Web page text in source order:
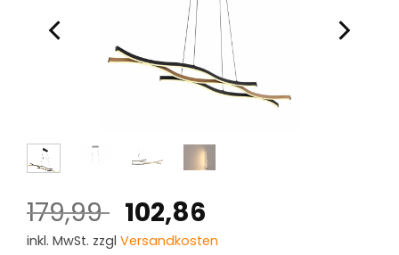
179,99 Ursprünglicher
Preis
102,86
Preis
inkl. MwSt. zzgl Versandkosten